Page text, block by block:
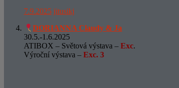
7.9.2025 jitusikj
DORIANNA Claudy & Ja
30.5.-1.6.2025
ATIBOX – Světová výstava – Exc.
Výroční výstava – Exc. 3